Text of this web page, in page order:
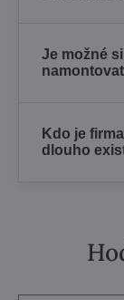
Je možné
Kdo je
dlouho